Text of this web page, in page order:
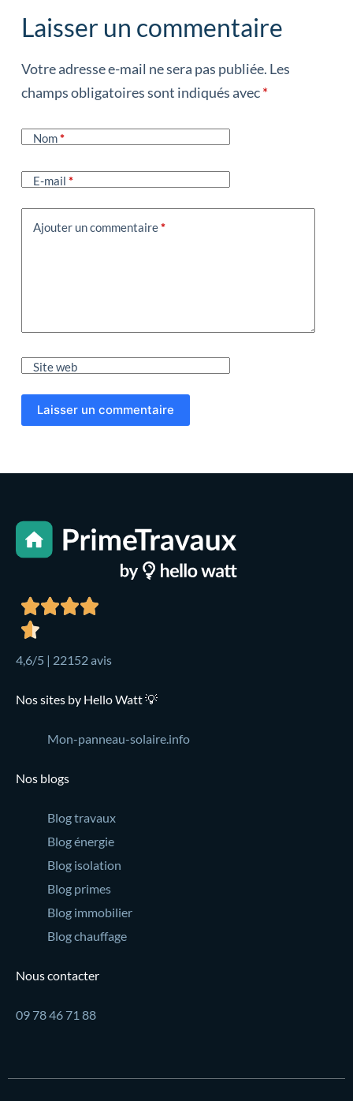
Laisser un commentaire
Votre adresse e-mail ne sera pas publiée. Les
champs obligatoires sont indiqués avec*
Nom*
E-mail *
Ajouter un commentaire*
Site web
Laisser un commentaire
4,6/5 | 22152 avis
Nos sites by Hello Watt 💡
Mon-panneau-solaire.info
Nos blogs
Blog travaux
Blog énergie
Blog isolation
Blog primes
Blog immobilier
Blog chauffage
Nous contacter
09 78 46 71 88